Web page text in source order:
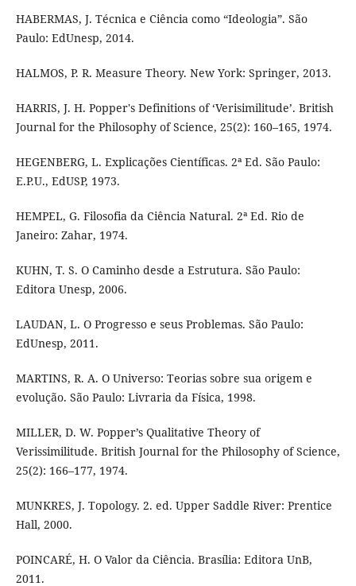
HABERMAS, J. Técnica e Ciência como “Ideologia”. São
Paulo: EdUnesp, 2014.
HALMOS, P. R. Measure Theory. New York: Springer, 2013.
HARRIS, J. H. Popper's Definitions of ‘Verisimilitude’. British
Journal for the Philosophy of Science, 25(2): 160–165, 1974.
HEGENBERG, L. Explicações Científicas. 2ª Ed. São Paulo:
E.P.U., EdUSP, 1973.
HEMPEL, G. Filosofia da Ciência Natural. 2ª Ed. Rio de
Janeiro: Zahar, 1974.
KUHN, T. S. O Caminho desde a Estrutura. São Paulo:
Editora Unesp, 2006.
LAUDAN, L. O Progresso e seus Problemas. São Paulo:
EdUnesp, 2011.
MARTINS, R. A. O Universo: Teorias sobre sua origem e
evolução. São Paulo: Livraria da Física, 1998.
MILLER, D. W. Popper’s Qualitative Theory of
Verissimilitude. British Journal for the Philosophy of Science,
25(2): 166–177, 1974.
MUNKRES, J. Topology. 2. ed. Upper Saddle River: Prentice
Hall, 2000.
POINCARÉ, H. O Valor da Ciência. Brasília: Editora UnB,
2011.